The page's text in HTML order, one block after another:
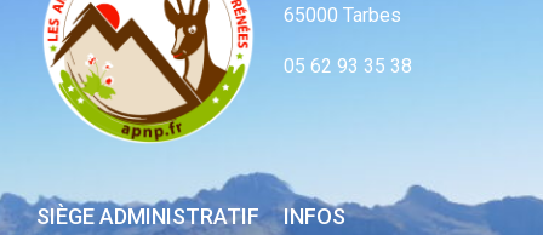
65000 Tarbes
05 62 93 35 38
SIÈGE ADMINISTRATIF INFOS